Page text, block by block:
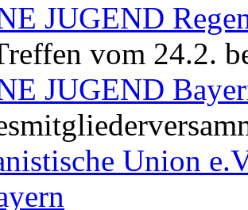
JUGEND
vom 24.2.
JUGEND
Union